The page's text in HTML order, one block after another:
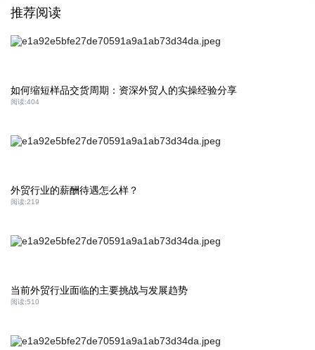
推荐阅读
如何缩短样品交货周期：资深外贸人的实操经验分享
阅读:404
外贸行业的薪酬待遇怎么样？
阅读:219
当前外贸行业面临的主要挑战与发展趋势
阅读:510